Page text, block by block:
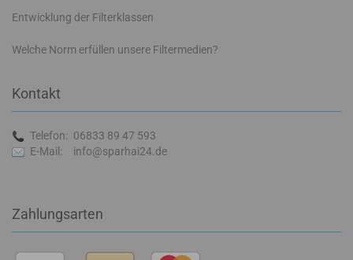
Entwicklung der Filterklassen
Welche Norm erfüllen unsere Filtermedien?
Kontakt
Telefon: 06833 89 47 593
E-Mail:
info@sparhai24.de
Zahlungsarten